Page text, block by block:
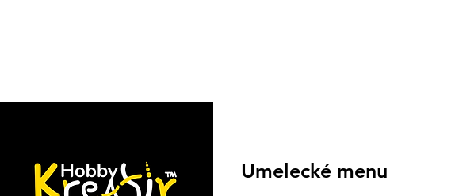
Umelecké menu